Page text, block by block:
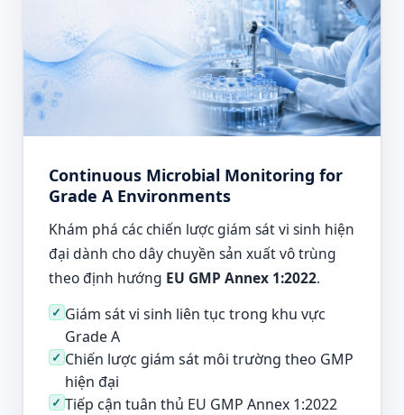
Continuous Microbial Monitoring for
Grade A Environments
Khám phá các chiến lược giám sát vi sinh hiện
đại dành cho dây chuyền sản xuất vô trùng
theo định hướng EU GMP Annex 1:2022.
Giám sát vi sinh liên tục trong khu vực
Grade A
Chiến lược giám sát môi trường theo GMP
hiện đại
Tiếp cận tuân thủ EU GMP Annex 1:2022